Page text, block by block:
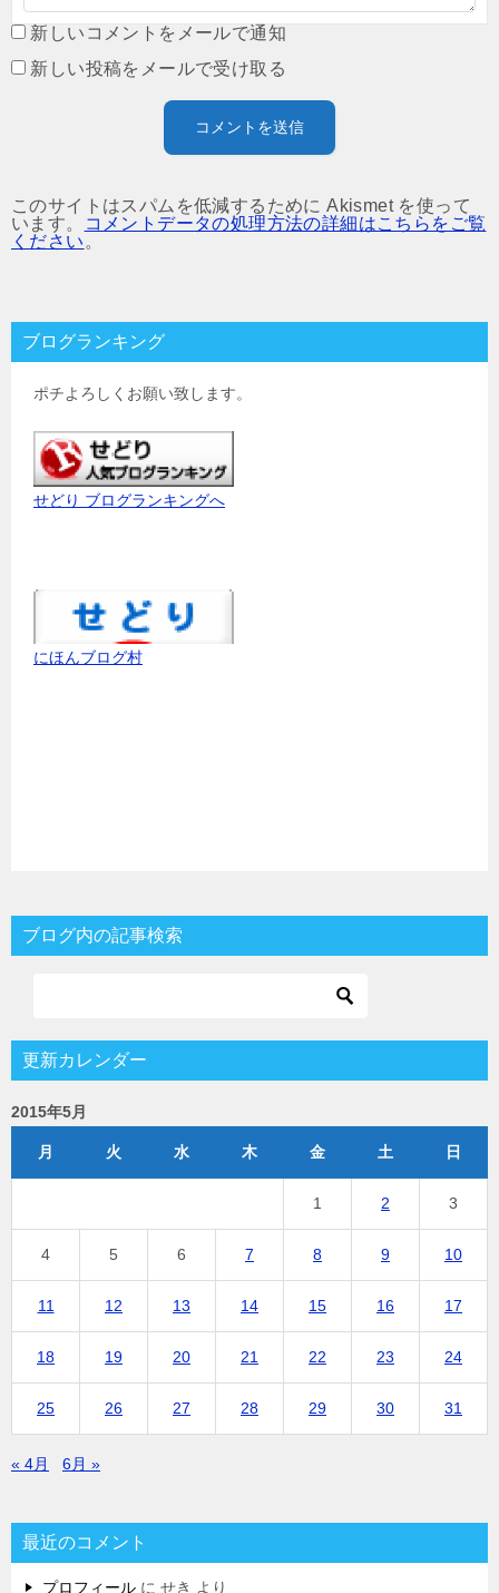
新しいコメントをメールで通知
新しい投稿をメールで受け取る
このサイトはスパムを低減するために Akismet を使って
います。
コメントデータの処理方法の詳細はこちらをご覧
ください 。
ブログランキング
ポチよろしくお願い致します。
せどり ブログランキングへ
にほんブログ村
ブログ内の記事検索
更新カレンダー
2015年5月
月 火 水 木 金 土 日
1 2 3
4 5 6 7 8 9 10
11 12 13 14 15 16 17
18 19 20 21 22 23 24
25 26 27 28 29 30 31
« 4月 6月 »
最近のコメント
プロフィール に せき より